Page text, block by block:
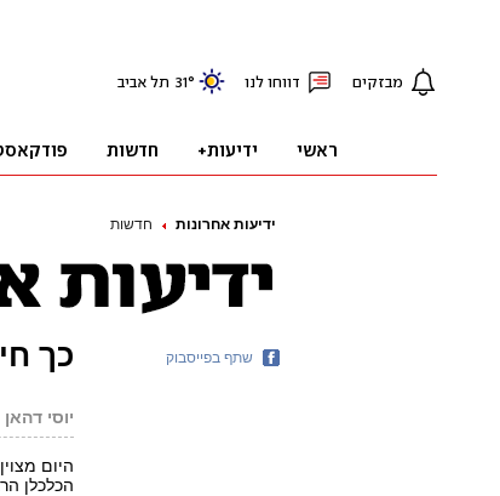
ידיעות אחרונות חדשות
כך
יוסי דהאן
היום
הכלכלן
שתף בפייסבוק